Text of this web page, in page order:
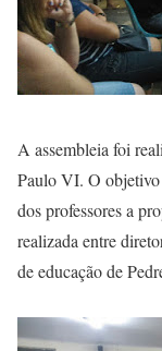
A assembleia foi
Paulo VI. O
dos professores a
realizada entre
de educação de